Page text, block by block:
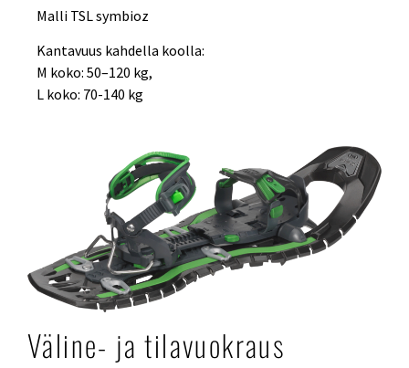
Malli TSL symbioz
Kantavuus kahdella koolla:
M koko: 50–120 kg,
L koko: 70-140 kg
Väline- ja tilavuokraus